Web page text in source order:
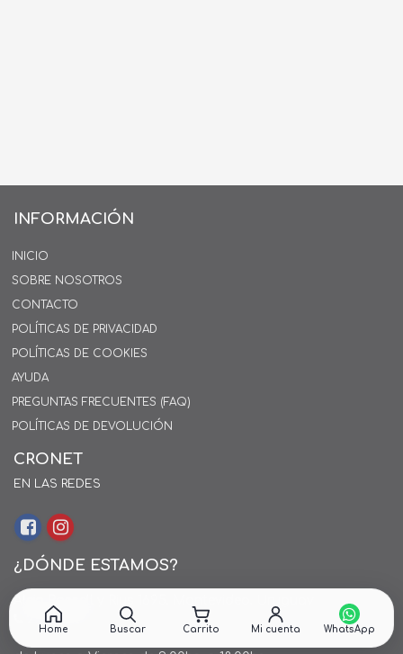
INFORMACIÓN
INICIO
SOBRE NOSOTROS
CONTACTO
POLÍTICAS DE PRIVACIDAD
POLÍTICAS DE COOKIES
AYUDA
PREGUNTAS FRECUENTES (FAQ)
POLÍTICAS DE DEVOLUCIÓN
CRONET
EN LAS REDES
¿DÓNDE ESTAMOS?
Alejo Rossell y Rius 1695, Montevideo, Uruguay
26 242424*
Home Buscar Carrito Mi cuenta